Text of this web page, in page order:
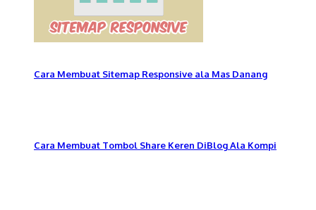
Cara Membuat Sitemap Responsive ala Mas Danang
Cara Membuat Tombol Share Keren DiBlog Ala Kompi